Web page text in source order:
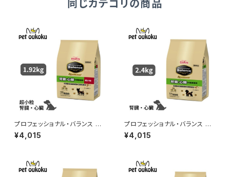
同じカテゴリの商品
プロフェッショナル・バランス エ
クストラケア 超小粒 腎臓・心
臓の健康維持 1.92kg 490241
¥4,015
プロフェッショナル・バランス エ
クストラケア 腎臓・心臓の健康
維持 2.4kg 4902418001777
¥4,015